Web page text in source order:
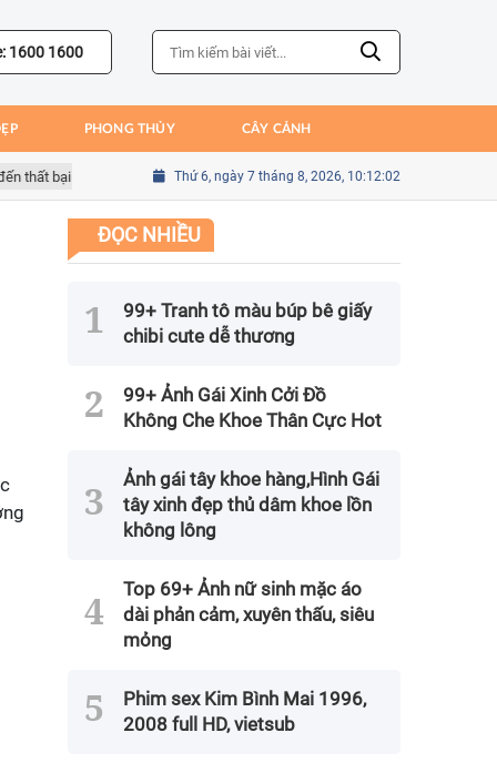
1600 1600
PHONG THỦY CÂY CẢNH
bại của Bồ Đào Nha Sai lầm của Kim Seung-gyu trong trận gặp
Thứ 6, ngày 7 tháng 8, 2026, 10:12:03
ĐỌC NHIỀU
99+ Tranh tô màu búp bê giấy
chibi cute dễ thương
99+ Ảnh Gái Xinh Cởi Đồ
Không Che Khoe Thân Cực Hot
Ảnh gái tây khoe hàng,Hình Gái
tây xinh đẹp thủ dâm khoe lồn
không lông
Top 69+ Ảnh nữ sinh mặc áo
dài phản cảm, xuyên thấu, siêu
mỏng
Phim sex Kim Bình Mai 1996,
2008 full HD, vietsub